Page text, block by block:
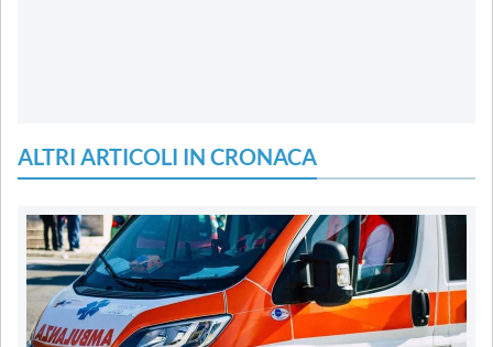
ALTRI ARTICOLI IN CRONACA